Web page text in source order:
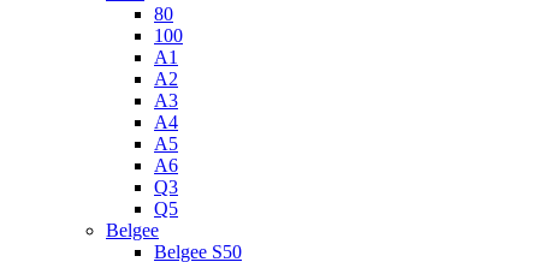
80
100
A1
A2
A3
A4
A5
A6
Q3
Q5
Belgee
Belgee S50